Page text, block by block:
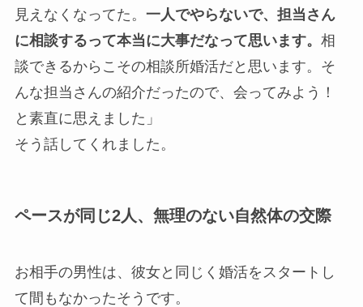
見えなくなってた。 一人でやらないで、担当さん
に相談するって本当に大事だなって思います。 相
談できるからこその相談所婚活だと思います。そ
んな担当さんの紹介だったので、会ってみよう！
と素直に思えました」
そう話してくれました。
ペースが同じ2人、無理のない自然体の交際
お相手の男性は、彼女と同じく婚活をスタートし
て間もなかったそうです。